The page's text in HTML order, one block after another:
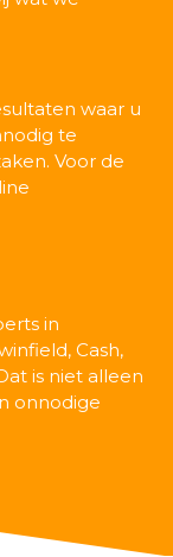
waar u
te
Voor de
in
Cash,
is niet alleen
onnodige